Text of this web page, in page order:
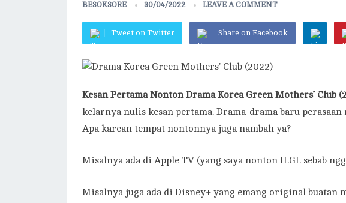
BESOKSORE 30/04/2022 LEAVE A COMMENT
Tweet on Twitter Share on Facebook
Kesan Pertama Nonton Drama Korea Green Mothers’ Club
kelarnya nulis kesan pertama. Drama-drama baru
Apa karean tempat nontonnya juga nambah ya?
Misalnya ada di Apple TV (yang saya nonton ILGL sebab
Misalnya juga ada di Disney+ yang emang original buatan